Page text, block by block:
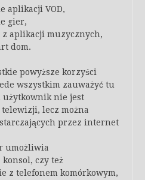
aplikacji VOD,
gier,
aplikacji muzycznych,
dom.
powyższe korzyści
wszystkim zauważyć tu
użytkownik nie jest
lecz można
przez internet
umożliwia
czy też
z telefonem komórkowym,